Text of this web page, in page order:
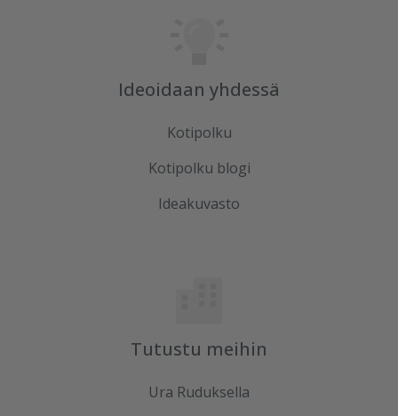
Ideoidaan yhdessä
Kotipolku
Kotipolku blogi
Ideakuvasto
Tutustu meihin
Ura Ruduksella